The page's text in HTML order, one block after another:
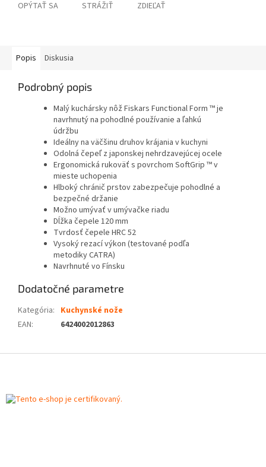
OPÝTAŤ SA STRÁŽIŤ ZDIEĽAŤ
Popis Diskusia
Podrobný popis
Malý kuchársky nôž Fiskars Functional Form ™ je
navrhnutý na pohodlné používanie a ľahkú
údržbu
Ideálny na väčšinu druhov krájania v kuchyni
Odolná čepeľ z japonskej nehrdzavejúcej ocele
Ergonomická rukoväť s povrchom SoftGrip ™ v
mieste uchopenia
Hlboký chránič prstov zabezpečuje pohodlné a
bezpečné držanie
Možno umývať v umývačke riadu
Dĺžka čepele 120 mm
Tvrdosť čepele HRC 52
Vysoký rezací výkon (testované podľa
metodiky CATRA)
Navrhnuté vo Fínsku
Dodatočné parametre
Kategória: Kuchynské nože
EAN: 6424002012863